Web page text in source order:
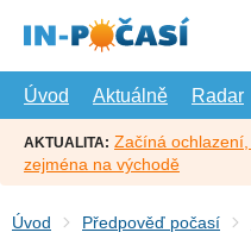
hlavní
Úvod
Aktuálně Radar
AKTUALITA: Začíná
zejména na východě
Úvod Předpověď počasí